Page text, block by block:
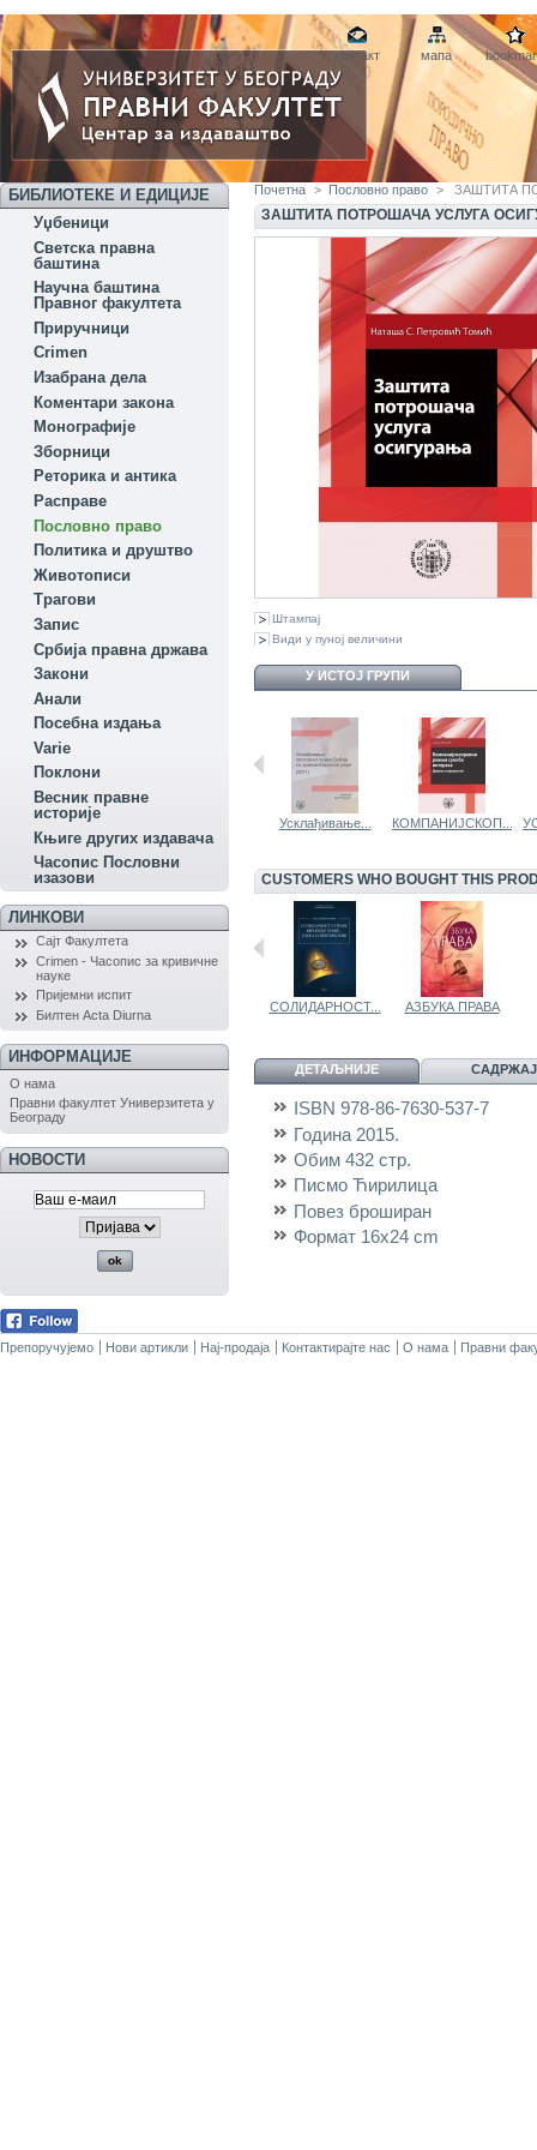
контакт мапа
БИБЛИОТЕКЕ И ЕДИЦИЈЕ
Уџбеници
Светска правна
баштина
Научна баштина
Правног факултета
Приручници
Crimen
Изабрана дела
Коментари закона
Монографије
Зборници
Реторика и антика
Расправе
Пословно право
Политика и друштво
Животописи
Трагови
Запис
Србија правна држава
Закони
Aнали
Посебна издања
Variе
Поклони
Весник правне
историје
Књиге других издавача
Часопис Пословни
изазови
ЛИНКОВИ
Сајт Факултета
Crimen - Часопис за кривичне
науке
Пријемни испит
Билтен Acta Diurna
ИНФОРМАЦИЈЕ
О нама
Правни факултет Универзитета у
Београду
НОВОСТИ
Почетна > Пословно право > ЗАШТИТА
ЗАШТИТА ПОТРОШАЧА УСЛУГА
Штампај
Види у пуној величини
У ИСТОЈ ГРУПИ
НАКНАДА... Усклађивање... КОМПАНИЈСКОП...
CUSTOMERS WHO BOUGHT THIS
РАТНА ШТЕТА,... СОЛИДАРНОСТ... АЗБУКА ПРАВА
ДЕТАЉНИЈЕ САДРЖАЈ
ISBN 978-86-7630-537-7
Година 2015.
Обим 432 стр.
Писмо Ћирилица
Повез броширан
Формат 16x24 cm
Препоручујемо Нови артикли Нај-продаја Контактирајте нас О нама Правни